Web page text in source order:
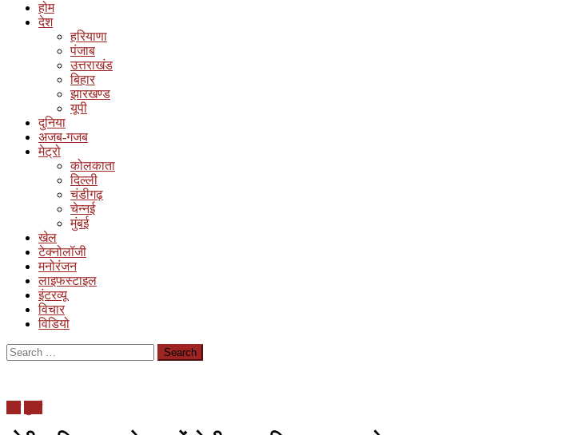
होम
देश
हरियाणा
पंजाब
उत्तराखंड
बिहार
झारखण्ड
यूपी
दुनिया
अजब-गजब
मेट्रो
कोलकाता
दिल्ली
चंडीगढ़
चेन्नई
मुंबई
खेल
टेक्नोलॉजी
मनोरंजन
लाइफस्टाइल
इंटरव्यू
विचार
विडियो
Search
for: